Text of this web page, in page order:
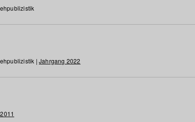
| Jahrgang 2022